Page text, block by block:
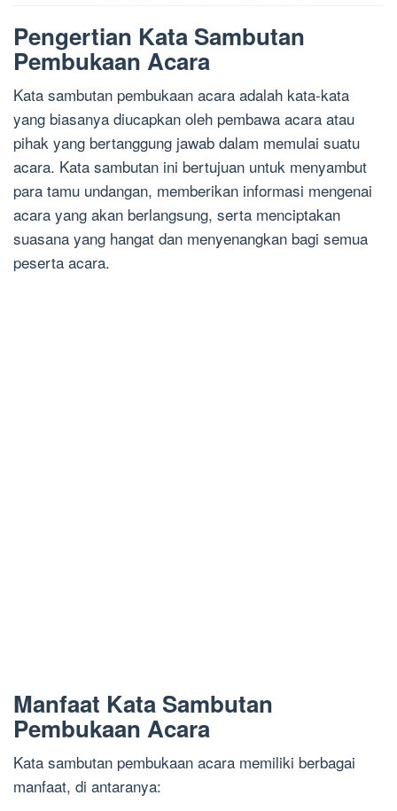
Pengertian Kata Sambutan
Pembukaan Acara
Kata sambutan pembukaan acara adalah kata-kata
yang biasanya diucapkan oleh pembawa acara atau
pihak yang bertanggung jawab dalam memulai suatu
acara. Kata sambutan ini bertujuan untuk menyambut
para tamu undangan, memberikan informasi mengenai
acara yang akan berlangsung, serta menciptakan
suasana yang hangat dan menyenangkan bagi semua
peserta acara.
Manfaat Kata Sambutan
Pembukaan Acara
Kata sambutan pembukaan acara memiliki berbagai
manfaat, di antaranya: